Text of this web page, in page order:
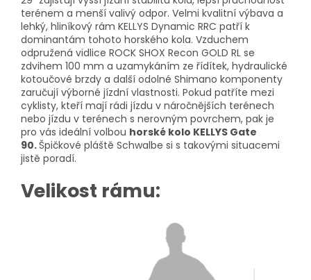
terénem a menší valivý odpor. Velmi kvalitní výbava a
lehký, hliníkový rám KELLYS Dynamic RRC patří k
dominantám tohoto horského kola. Vzduchem
odpružená vidlice ROCK SHOX Recon GOLD RL se
zdvihem 100 mm a uzamykáním ze řídítek, hydraulické
kotoučové brzdy a další odolné Shimano komponenty
zaručují výborné jízdní vlastnosti. Pokud patříte mezi
cyklisty, kteří mají rádi jízdu v náročnějších terénech
nebo jízdu v terénech s nerovným povrchem, pak je
pro vás ideální volbou horské kolo KELLYS Gate
90.Špičkové pláště Schwalbe si s takovými situacemi
jistě poradí.
Velikost rámu: